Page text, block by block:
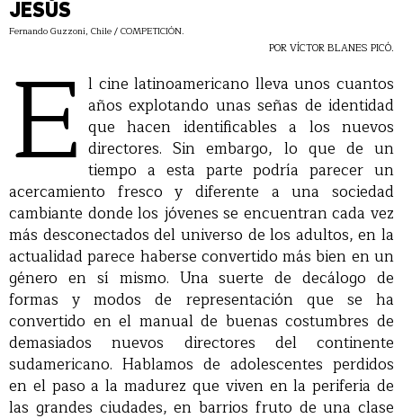
JESÚS
Fernando Guzzoni, Chile / COMPETICIÓN.
POR VÍCTOR BLANES PICÓ.
E l cine latinoamericano lleva unos cuantos
años explotando unas señas de identidad
que hacen identificables a los nuevos
directores. Sin embargo, lo que de un
tiempo a esta parte podría parecer un
acercamiento fresco y diferente a una sociedad
cambiante donde los jóvenes se encuentran cada vez
más desconectados del universo de los adultos, en la
actualidad parece haberse convertido más bien en un
género en sí mismo. Una suerte de decálogo de
formas y modos de representación que se ha
convertido en el manual de buenas costumbres de
demasiados nuevos directores del continente
sudamericano. Hablamos de adolescentes perdidos
en el paso a la madurez que viven en la periferia de
las grandes ciudades, en barrios fruto de una clase